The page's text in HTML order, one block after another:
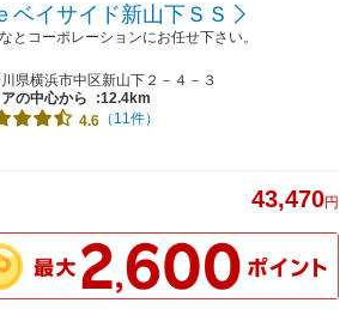
ベイサイド新山下ＳＳ
とコーポレーションにお任せ下さい。
県横浜市中区新山下２－４－３
の中心から
:12.4km
4.6 （11件）
43,470円